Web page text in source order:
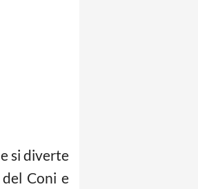
si diverte
Coni e